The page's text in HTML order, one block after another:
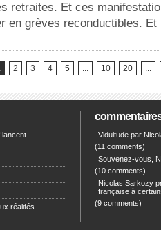
retraites. Et ces
en grèves reconductibles.
2 3 4 5 ... 10 20 ...
lancent
réalités
Viduitude par
(11 comments)
Souvenez-vous,
(10 comments)
Nicolas Sarkozy
française à
(9 comments)